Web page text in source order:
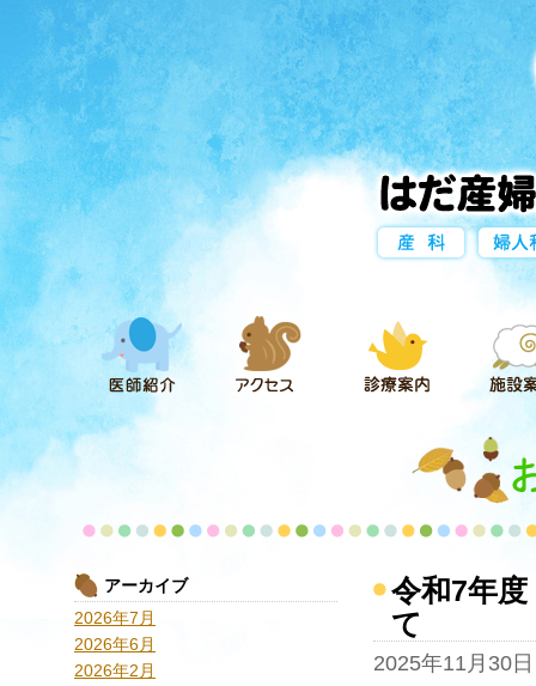
アーカイブ
2026年7月
2026年6月
2026年2月
令和7年
て
2025年11月30